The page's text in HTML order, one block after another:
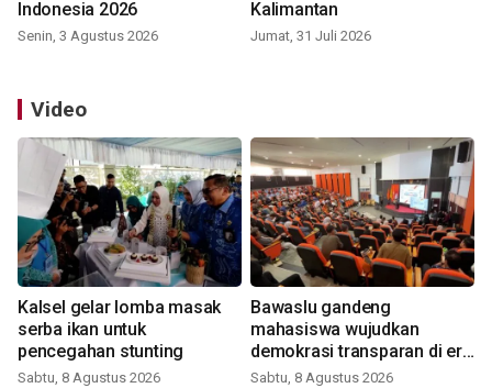
Indonesia 2026
Senin, 3 Agustus 2026
Kalimantan
Jumat, 31 Juli 2026
Video
Kalsel gelar lomba masak
serba ikan untuk
pencegahan stunting
Sabtu, 8 Agustus 2026
Bawaslu gandeng
mahasiswa wujudkan
demokrasi transparan di era
digital
Sabtu, 8 Agustus 2026